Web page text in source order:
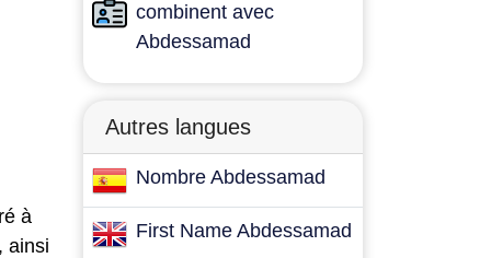
à
ainsi
combinent avec
Abdessamad
Autres langues
Nombre Abdessamad
First Name Abdessamad